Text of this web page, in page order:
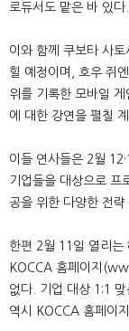
로듀서도 맡은 바 있다.
이와 함께 쿠보타 사
힐 예정이며, 호우 쥐
위를 기록한 모바일
에 대한 강연을 펼칠 계
이들 연사들은 2월
기업들을 대상으로 프
공을 위한 다양한 전
한편 2월 11일 열리는
KOCCA 홈페이지
없다. 기업 대상 1:1
역시 KOCCA 홈페이